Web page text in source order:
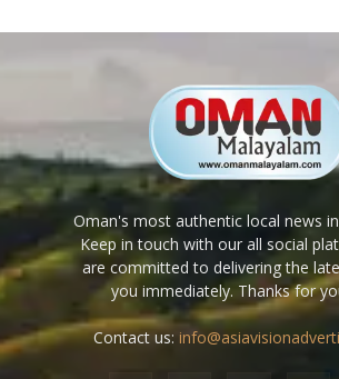
Oman's most authentic local news
Keep in touch with our all social
are committed to delivering the
you immediately. Thanks for
Contact us: